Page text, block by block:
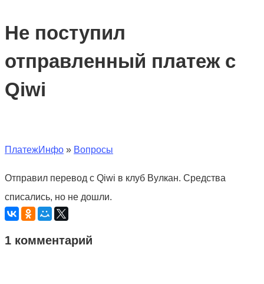
Не поступил
отправленный платеж с
Qiwi
ПлатежИнфо » Вопросы
Отправил перевод с Qiwi в клуб Вулкан. Средства
списались, но не дошли.
1 комментарий